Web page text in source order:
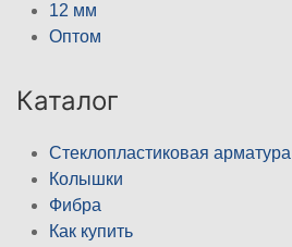
12 мм
Оптом
Каталог
Стеклопластиковая арматура
Колышки
Фибра
Как купить